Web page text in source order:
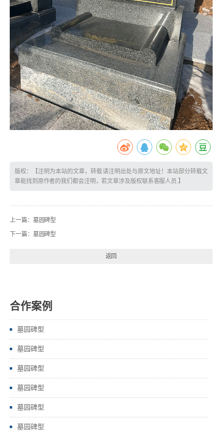
版权：【注明为本站的文章，转载请注明出处与原文地址！本站部分转载文
章能找到原作者的我们都会注明，若文章涉及版权联系客服人员.】
上一篇： 墓园碑型
下一篇： 墓园碑型
返回
合作案例
墓园碑型
墓园碑型
墓园碑型
墓园碑型
墓园碑型
墓园碑型